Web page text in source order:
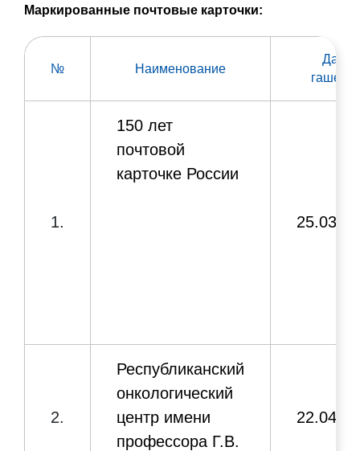
6.
российского
императора
Петра I
«Спорт».
Шахматы
Отечественной
войны (г.
Донецк)
Маркированные почтовые карточки:
№ Наименование
Дата
1.
150 лет
почтовой
карточке России
2.
Республиканский
онкологический
центр имени
профессора Г.В.